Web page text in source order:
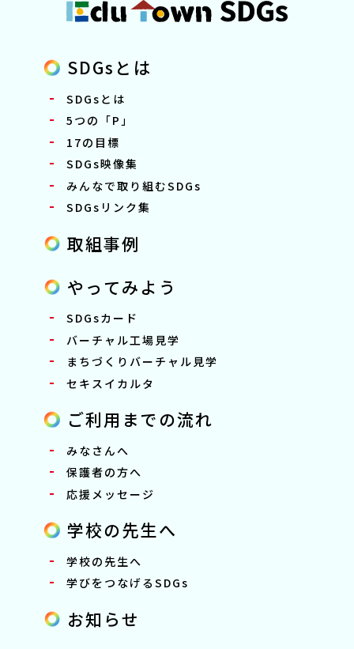
SDGsとは
SDGsとは
5つの「P」
17の目標
SDGs映像集
みんなで取り組むSDGs
SDGsリンク集
取組事例
やってみよう
SDGsカード
バーチャル工場見学
まちづくりバーチャル見学
セキスイカルタ
ご利用までの流れ
みなさんへ
保護者の方へ
応援メッセージ
学校の先生へ
学校の先生へ
学びをつなげるSDGs
お知らせ